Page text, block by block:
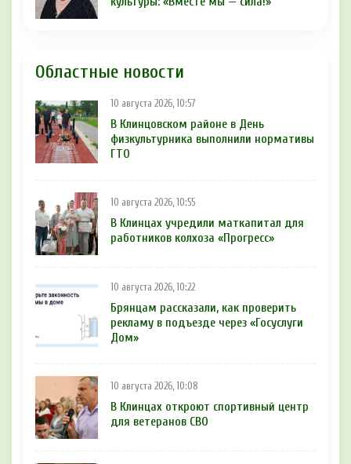
Областные новости
10 августа 2026, 10:57
В Клинцовском районе в День
физкультурника выполнили нормативы
ГТО
10 августа 2026, 10:55
В Клинцах учредили маткапитал для
работников колхоза «Прогресс»
10 августа 2026, 10:22
Брянцам рассказали, как проверить
рекламу в подъезде через «Госуслуги
Дом»
10 августа 2026, 10:08
В Клинцах откроют спортивный центр
для ветеранов СВО